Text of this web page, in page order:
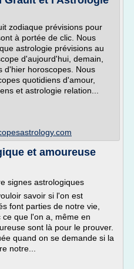
zodiaque prévisions pour
à portée de clic. Nous
astrologie prévisions au
d'aujourd'hui, demain,
d'hier horoscopes. Nous
quotidiens d'amour,
et astrologie relation...
et amoureuse
signes astrologiques
savoir si l'on est
font parties de notre vie,
que l'on a, même en
sont là pour le prouver.
quand on se demande si la
notre...